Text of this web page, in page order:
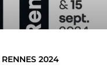
RENNES 2024